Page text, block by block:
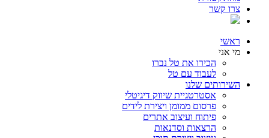
צרו קשר
ראשי
מי אני
הכירו את טל נברו
לעבוד עם טל
השירותים שלנו
אסטרטגיית שיווק דיגיטלי
פרסום ממומן ויצירת לידים
פיתוח ועיצוב אתרים
הרצאות וסדנאות